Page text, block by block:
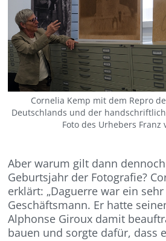
Cornelia Kemp mit dem Repro
Deutschlands und der
Foto des Urhebers Franz
Aber warum gilt dann
Geburtsjahr der Fotografie?
erklärt: „Daguerre war ein
Geschäftsmann. Er hatte
Alphonse Giroux damit
bauen und sorgte dafür, dass